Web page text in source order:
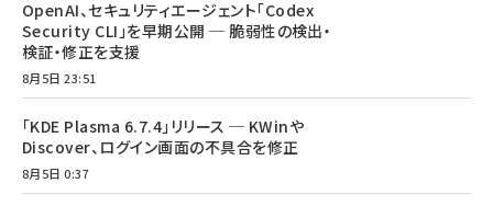
OpenAI、セキュリティエージェント「Codex
Security CLI」を早期公開 ─ 脆弱性の検出・
検証・修正を支援
8月5日 23:51
「KDE Plasma 6.7.4」リリース ─ KWinや
Discover、ログイン画面の不具合を修正
8月5日 0:37